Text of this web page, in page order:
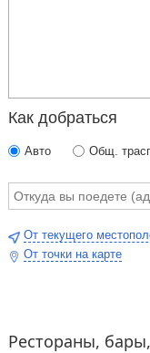
Как добраться
Авто Общ.
От текущего
От точки на карте
Рестораны,